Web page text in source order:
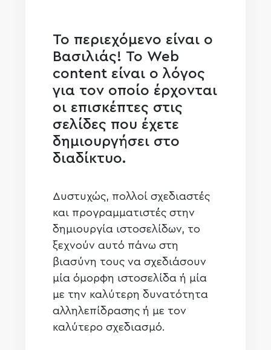
Το περιεχόμενο είναι ο
Βασιλιάς! Το Web
content είναι ο λόγος
για τον οποίο έρχονται
οι επισκέπτες στις
σελίδες που έχετε
δημιουργήσει στο
διαδίκτυο.
Δυστυχώς, πολλοί σχεδιαστές
και προγραμματιστές στην
δημιουργία ιστοσελίδων, το
ξεχνούν αυτό πάνω στη
βιασύνη τους να σχεδιάσουν
μία όμορφη ιστοσελίδα ή μία
με την καλύτερη δυνατότητα
αλληλεπίδρασης ή με τον
καλύτερο σχεδιασμό.